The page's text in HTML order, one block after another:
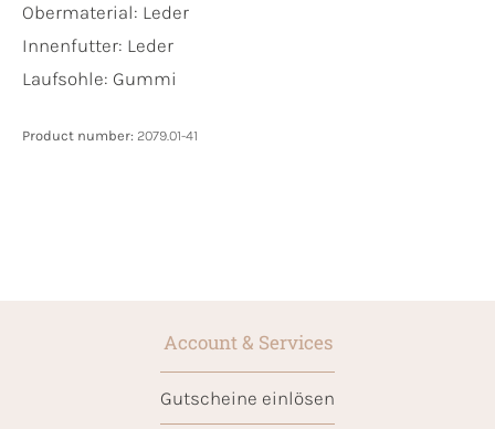
Obermaterial: Leder
Innenfutter: Leder
Laufsohle: Gummi
Product number: 2079.01-41
Account & Services
Gutscheine einlösen